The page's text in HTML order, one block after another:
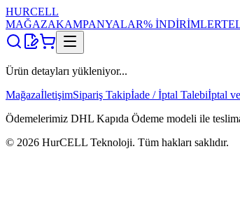
HURCELL
MAĞAZAKAMPANYALAR% İNDİRİMLER
Ürün detayları yükleniyor...
MağazaİletişimSipariş Takipİade / İptal Talebiİptal
Ödemelerimiz DHL Kapıda Ödeme modeli ile
© 2026 HurCELL Teknoloji. Tüm hakları saklıdır.